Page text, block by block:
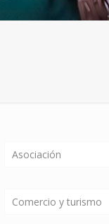
Asociación
Comercio y turismo